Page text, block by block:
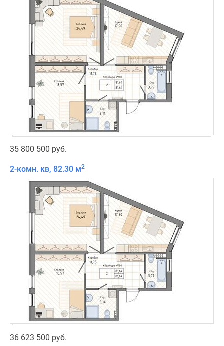
35 800 500 руб.
2-комн. кв, 82.30 м2
36 623 500 руб.